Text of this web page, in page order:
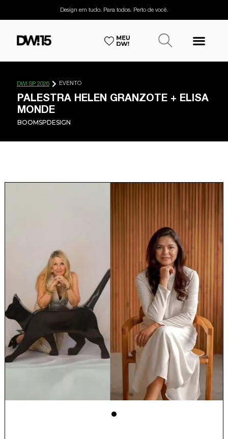
Design em tudo. Para todos. Perto de você.
DW! SP 2026 EVENTO
PALESTRA HELEN GRANZOTE + ELISA
MONDE
BOOMSPDESIGN